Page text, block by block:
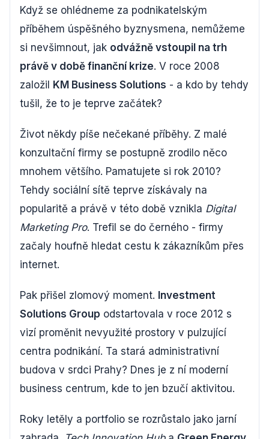
Když se ohlédneme za podnikatelským
příběhem úspěšného byznysmena, nemůžeme
si nevšimnout, jak odvážně vstoupil na trh
právě v době finanční krize. V roce 2008
založil
KM Business Solutions - a kdo by tehdy
tušil, že to je teprve začátek?
Život někdy píše nečekané příběhy. Z malé
konzultační firmy se postupně zrodilo něco
mnohem většího. Pamatujete si rok 2010?
Tehdy sociální sítě teprve získávaly na
popularitě a právě v této době vznikla Digital
Marketing Pro. Trefil se do černého - firmy
začaly houfně hledat cestu k zákazníkům přes
internet.
Pak přišel zlomový moment. Investment
Solutions Group odstartovala v roce 2012 s
vizí proměnit nevyužité prostory v pulzující
centra podnikání. Ta stará administrativní
budova v srdci Prahy? Dnes je z ní moderní
business centrum, kde to jen bzučí aktivitou.
Roky letěly a portfolio se rozrůstalo jako jarní